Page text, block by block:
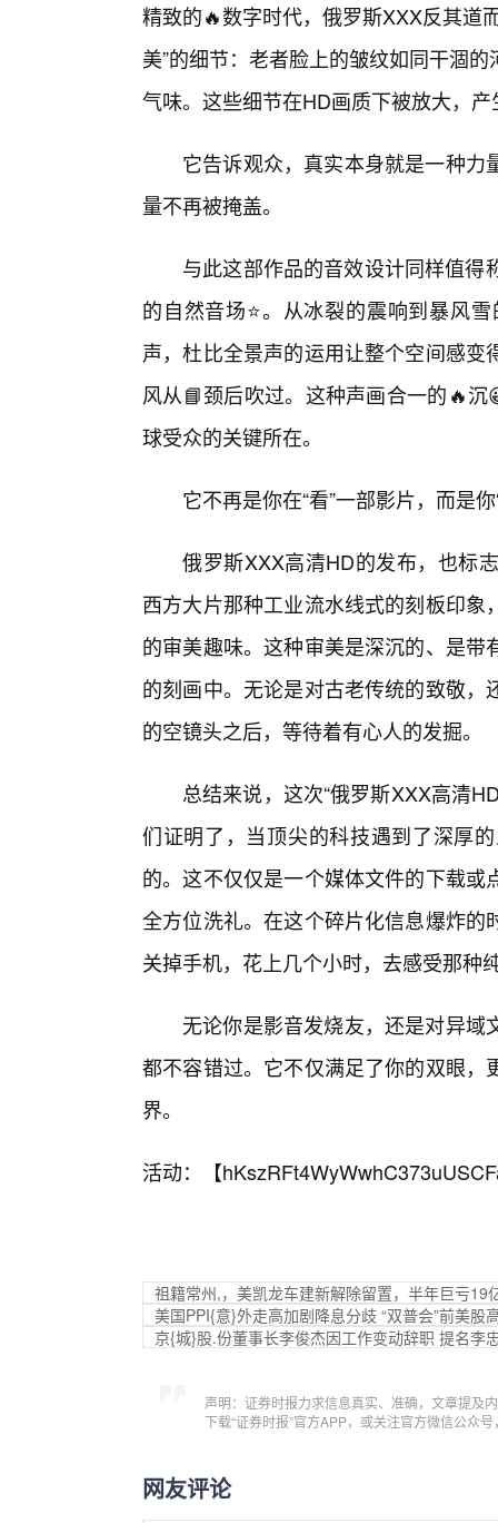
精致的🔥数字时代，俄罗斯XXX反其道
美”的细节：老者脸上的皱纹如同干涸
气味。这些细节在HD画质下被放大，
它告诉观众，真实本身就是一种
量不再被掩盖。
与此这部作品的音效设计同样值
的自然音场⭐。从冰裂的震响到暴风
声，杜比全景声的运用让整个空间感
风从📘颈后吹过。这种声画合一的🔥
球受众的关键所在。
它不再是你在“看”一部影片，而是
俄罗斯XXX高清HD的发布，也标
西方大片那种工业流水线式的刻板印
的审美趣味。这种审美是深沉的、是
的刻画中。无论是对古老传统的致敬
的空镜头之后，等待着有心人的发掘。
总结来说，这次“俄罗斯XXX高清
们证明了，当顶尖的科技遇到了深厚
的。这不仅仅是一个媒体文件的下载
全方位洗礼。在这个碎片化信息爆炸
关掉手机，花上几个小时，去感受那种
无论你是影音发烧友，还是对异
都不容错过。它不仅满足了你的双眼
界。
活动：【
祖籍常州,，美凯龙车建新解除留置，半年巨亏19
美国PPI{意}外走高加剧降息分歧 “双普会”前美股
京{城}股.份董事长李俊杰因工作变动辞职 提名李
声明：证券时报力求信息真实、准确，文章提及
下载“证券时报”官方APP，或关注官方微信公众
网友评论